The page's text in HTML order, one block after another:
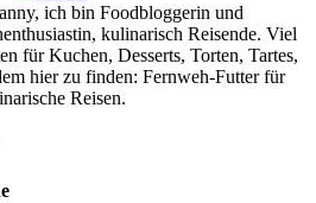
ich bin Foodbloggerin und
kulinarisch Reisende. Viel
für Kuchen, Desserts, Torten, Tartes,
hier zu finden: Fernweh-Futter für
Reisen.